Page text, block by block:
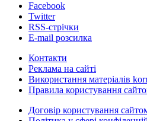
Facebook
Twitter
RSS-стрічки
E-mail розсилка
Контакти
Реклама на сайті
Використання матеріалів
Правила користування
Договір користування